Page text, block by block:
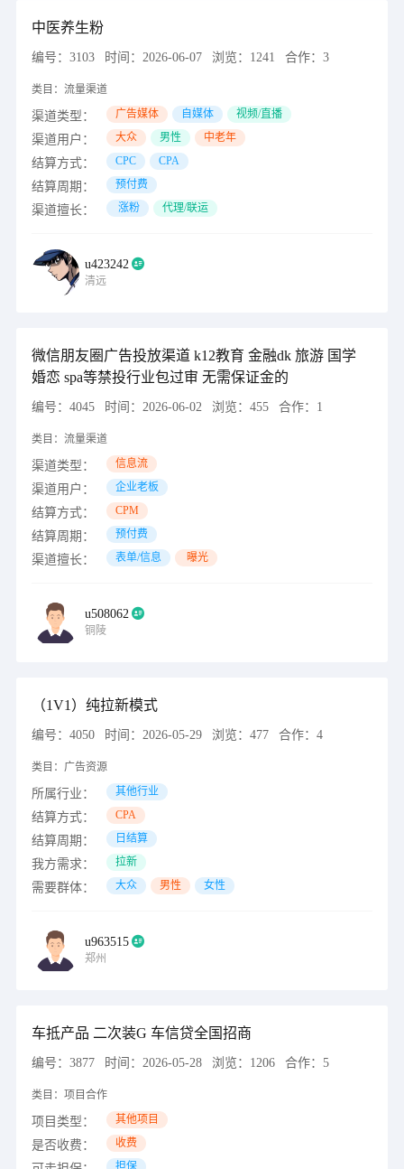
中医养生粉
编号： 3103 时间： 2026-06-07 浏览： 1241 合作： 3
类目： 流量渠道
渠道类型： 广告媒体 自媒体 视频/直播
渠道用户： 大众 男性 中老年
结算方式： CPC CPA
结算周期： 预付费
渠道擅长： 涨粉 代理/联运
u423242
清远
微信朋友圈广告投放渠道 k12教育 金融dk 旅游 国学
婚恋 spa等禁投行业包过审 无需保证金的
编号： 4045 时间： 2026-06-02 浏览： 455 合作： 1
类目： 流量渠道
渠道类型： 信息流
渠道用户： 企业老板
结算方式： CPM
结算周期： 预付费
渠道擅长： 表单/信息 曝光
u508062
铜陵
（1V1）纯拉新模式
编号： 4050 时间： 2026-05-29 浏览： 477 合作： 4
类目： 广告资源
所属行业： 其他行业
结算方式： CPA
结算周期： 日结算
我方需求： 拉新
需要群体： 大众 男性 女性
u963515
郑州
车抵产品 二次装G 车信贷全国招商
编号： 3877 时间： 2026-05-28 浏览： 1206 合作： 5
类目： 项目合作
项目类型： 其他项目
是否收费： 收费
担保